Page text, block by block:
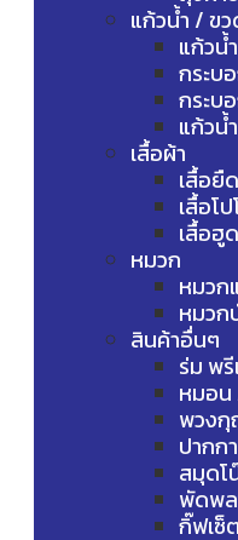
แก้วน้ำ / ข
แก้วน้
กระบ
กระบ
แก้วน้
เสื้อผ้า
เสื้อยืด
เสื้อโ
เสื้อฮู
หมวก
หมวก
หมวก
สินค้าอื่นๆ
ร่ม พ
หมอน
พวง
ปากกา
สมุดโ
พัดพ
กิ๊ฟเซ็